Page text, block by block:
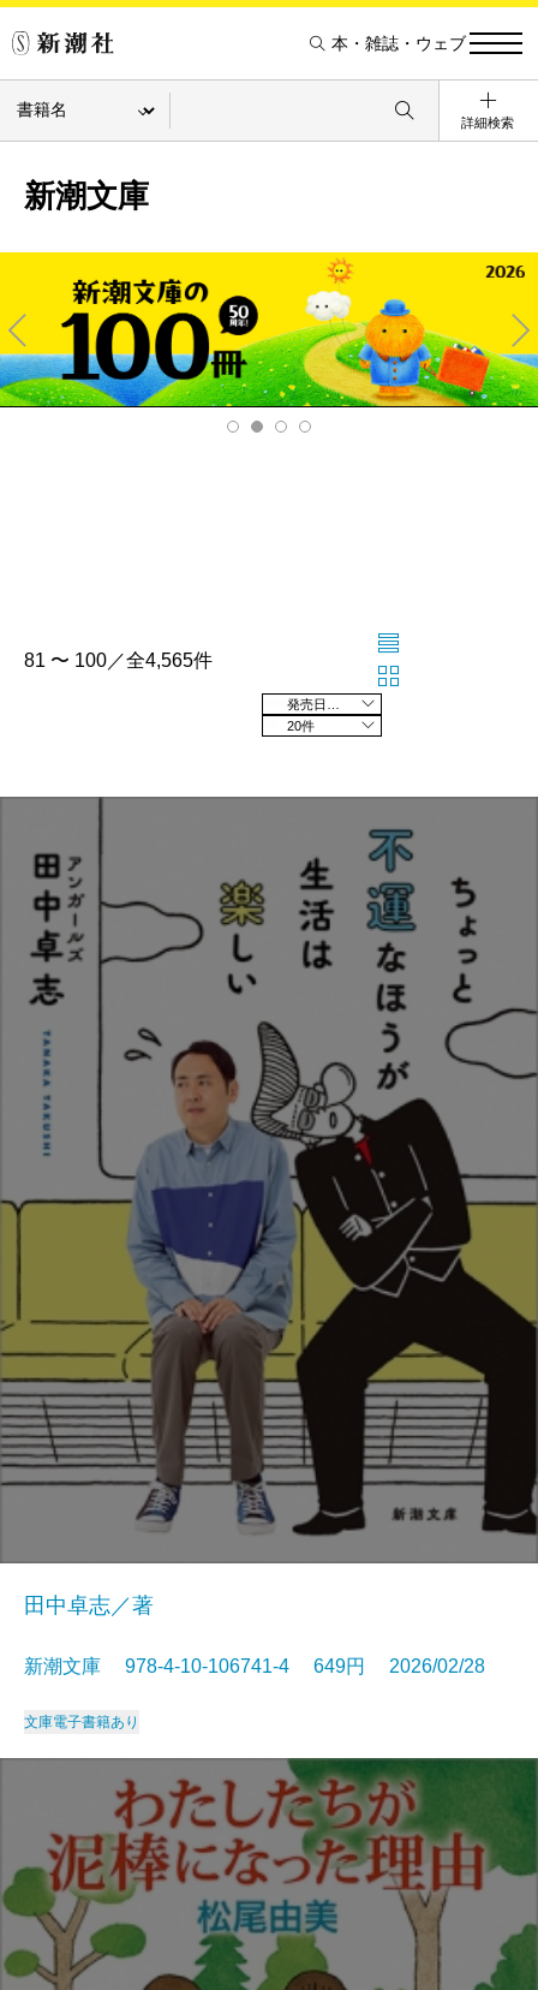
本・雑誌・ウェブ
詳細検索
新潮文庫
Pre
v
Ne
xt
81 〜 100／全4,565件
20件
田中卓志／著
新潮文庫 978-4-10-106741-4 649円 2026/02/28
文庫電子書籍あり